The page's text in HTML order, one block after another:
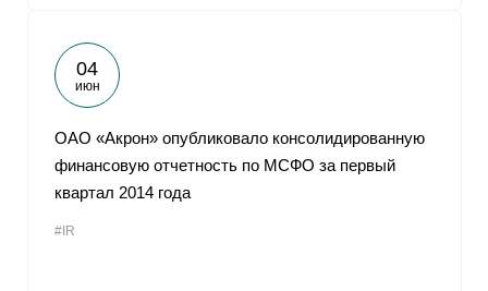
04
июн
ОАО «Акрон» опубликовало консолидированную
финансовую отчетность по МСФО за первый
квартал 2014 года
#IR